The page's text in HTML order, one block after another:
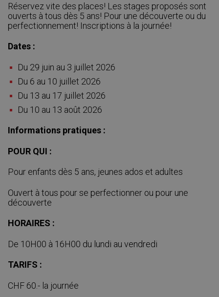
Réservez vite des places! Les stages proposés sont
ouverts à tous dès 5 ans! Pour une découverte ou du
perfectionnement! Inscriptions à la journée!
Dates :
Du 29 juin au 3 juillet 2026
Du 6 au 10 juillet 2026
Du 13 au 17 juillet 2026
Du 10 au 13 août 2026
Informations pratiques :
POUR QUI :
Pour enfants dès 5 ans, jeunes ados et adultes
Ouvert à tous pour se perfectionner ou pour une
découverte
HORAIRES :
De 10H00 à 16H00 du lundi au vendredi
TARIFS :
CHF 60.- la journée